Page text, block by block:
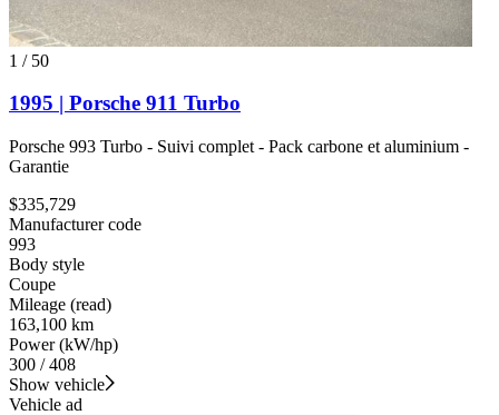
1 / 50
1995 | Porsche 911 Turbo
Porsche 993 Turbo - Suivi complet - Pack carbone et aluminium -
Garantie
$335,729
Manufacturer code
993
Body style
Coupe
Mileage (read)
163,100 km
Power (kW/hp)
300 / 408
Show vehicle
Vehicle ad